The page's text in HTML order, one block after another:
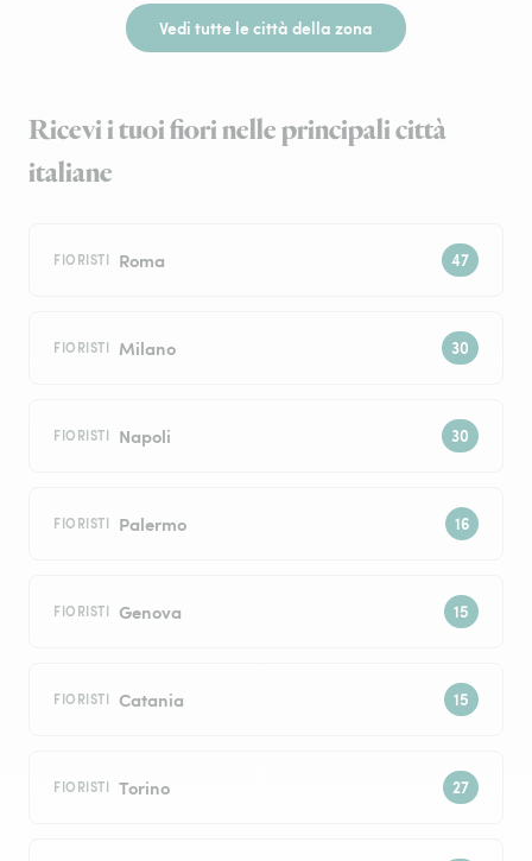
Vedi tutte le città della zona
Ricevi i tuoi fiori nelle principali città
italiane
FIORISTI Roma
FIORISTI Milano
FIORISTI Napoli
FIORISTI Palermo
FIORISTI Genova
FIORISTI Catania
FIORISTI Torino